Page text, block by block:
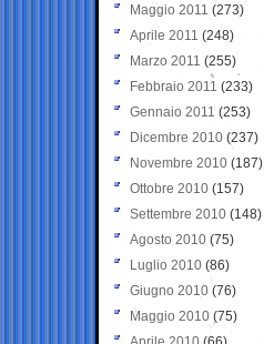
Maggio 2011 (273)
Aprile 2011 (248)
Marzo 2011 (255)
Febbraio 2011 (233)
Gennaio 2011 (253)
Dicembre 2010 (237)
Novembre 2010 (187)
Ottobre 2010 (157)
Settembre 2010 (148)
Agosto 2010 (75)
Luglio 2010 (86)
Giugno 2010 (76)
Maggio 2010 (75)